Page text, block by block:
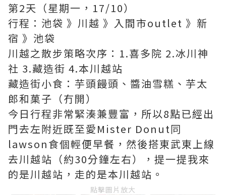
第2天（星期一，17/10）
行程：池袋 》川越 》入間市outlet 》新
宿 》池袋
川越之散步策略次序：1.喜多院 2.冰川神
社 3.藏造街 4.本川越站
藏造街小食：芋頭饅頭、醬油雪糕、芋太
郎和菓子（冇開）
今日行程非常緊湊兼豐富，所以8點已經出
門去左附近既至愛Mister Donut同
lawson食個輕便早餐，然後搭東武東上線
去川越站（約30分鐘左右），提一提我來
的是川越站，走的是本川越站。
點擊圖片放大